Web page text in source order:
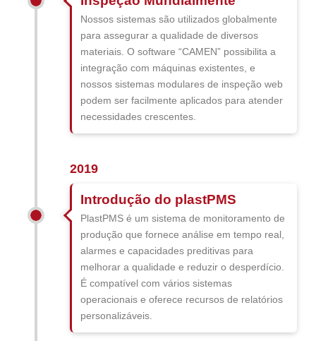
Nossos sistemas são utilizados globalmente
para assegurar a qualidade de diversos
materiais. O software “CAMEN” possibilita a
integração com máquinas existentes, e
nossos sistemas modulares de inspeção web
podem ser facilmente aplicados para atender
necessidades crescentes.
2019
Introdução do plastPMS
PlastPMS é um sistema de monitoramento de
produção que fornece análise em tempo real,
alarmes e capacidades preditivas para
melhorar a qualidade e reduzir o desperdício.
É compatível com vários sistemas
operacionais e oferece recursos de relatórios
personalizáveis.